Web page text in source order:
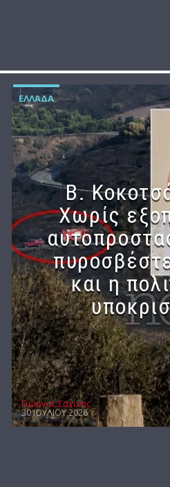
ΕΛΛΆΔΑ
Β.
Χωρίς
και η
Γιώργος Σαχίνης
30 ΙΟΥΛΊΟΥ 2026